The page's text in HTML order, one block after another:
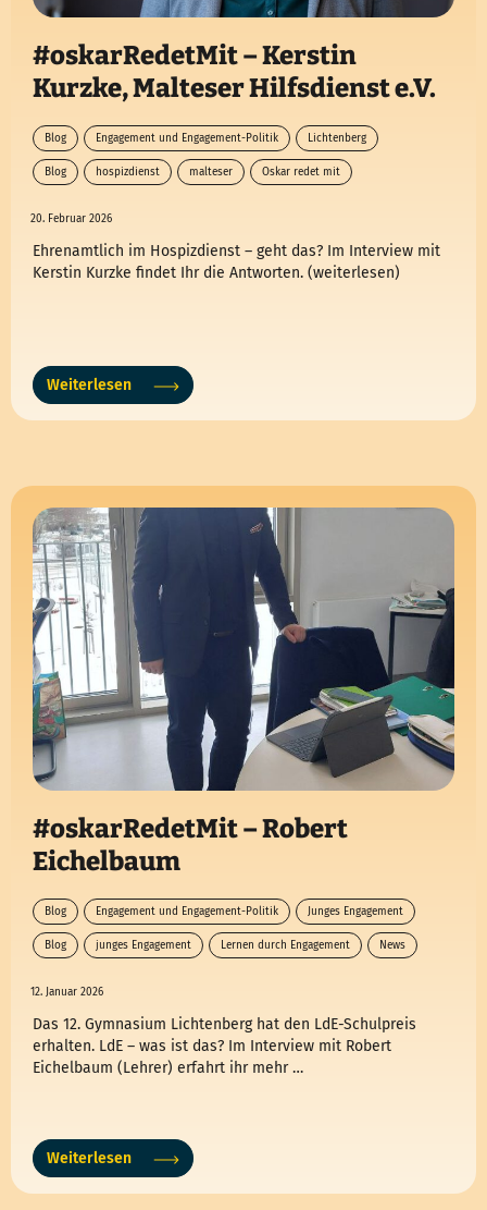
#oskarRedetMit – Kerstin
Kurzke, Malteser Hilfsdienst e.V.
Blog Engagement und Engagement-Politik Lichtenberg
Blog hospizdienst malteser Oskar redet mit
20. Februar 2026
Ehrenamtlich im Hospizdienst – geht das? Im Interview mit
Kerstin Kurzke findet Ihr die Antworten. (weiterlesen)
Weiterlesen
#oskarRedetMit – Robert
Eichelbaum
Blog Engagement und Engagement-Politik Junges Engagement
Blog junges Engagement Lernen durch Engagement News
12. Januar 2026
Das 12. Gymnasium Lichtenberg hat den LdE-Schulpreis
erhalten. LdE – was ist das? Im Interview mit Robert
Eichelbaum (Lehrer) erfahrt ihr mehr …
Weiterlesen